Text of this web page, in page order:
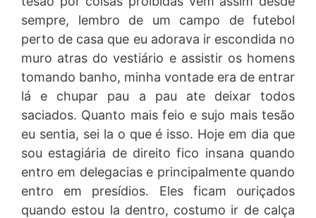
sempre, lembro de um campo de futebol
perto de casa que eu adorava ir escondida no
muro atras do vestiário e assistir os homens
tomando banho, minha vontade era de entrar
lá e chupar pau a pau ate deixar todos
saciados. Quanto mais feio e sujo mais tesão
eu sentia, sei la o que é isso. Hoje em dia que
sou estagiária de direito fico insana quando
entro em delegacias e principalmente quando
entro em presídios. Eles ficam ouriçados
quando estou la dentro, costumo ir de calça